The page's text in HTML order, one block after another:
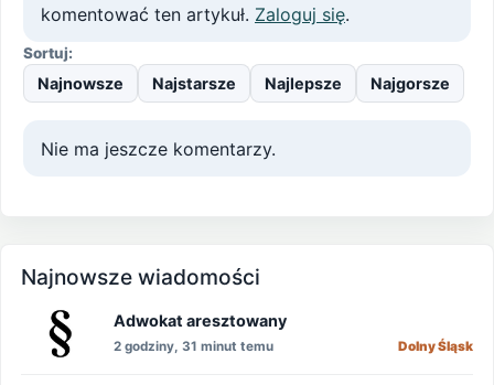
komentować ten artykuł. Zaloguj się.
Sortuj:
Najnowsze Najstarsze Najlepsze Najgorsze
Nie ma jeszcze komentarzy.
Najnowsze wiadomości
Adwokat aresztowany
2 godziny, 31 minut temu Dolny Śląsk